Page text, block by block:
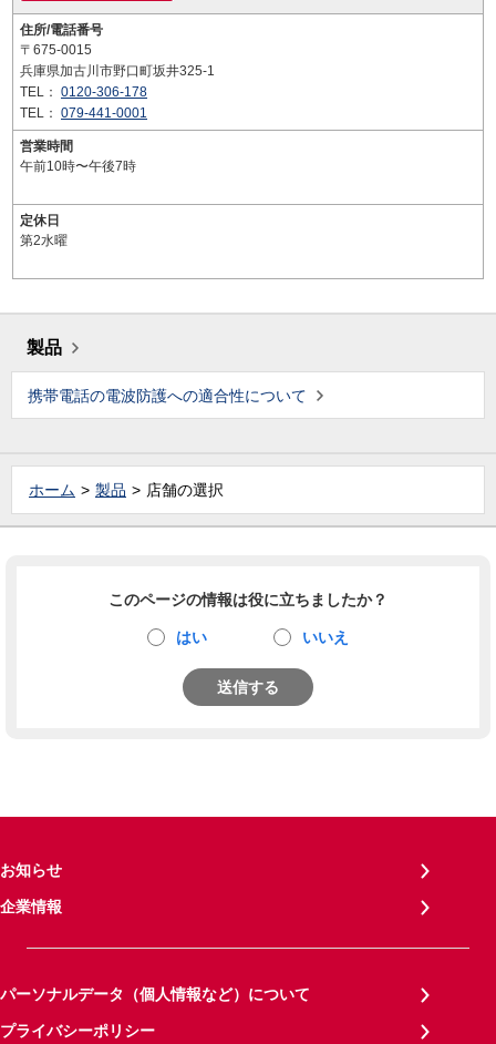
住所/電話番号
〒675-0015
兵庫県加古川市野口町坂井325-1
TEL： 0120-306-178
TEL： 079-441-0001
営業時間
午前10時〜午後7時
定休日
第2水曜
製品
携帯電話の電波防護への適合性について
ホーム 製品 店舗の選択
このページの情報は役に立ちましたか？
はい いいえ
送信する
お知らせ
企業情報
パーソナルデータ（個人情報など）について
プライバシーポリシー